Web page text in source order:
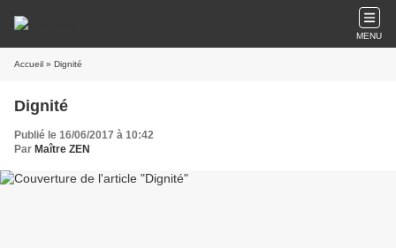
MENU
Accueil » Dignité
Dignité
Publié le 16/06/2017 à 10:42
Par Maître ZEN